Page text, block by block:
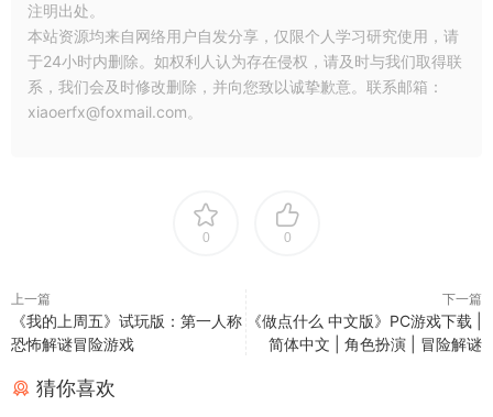
注明出处。
本站资源均来自网络用户自发分享，仅限个人学习研究使用，请
于24小时内删除。如权利人认为存在侵权，请及时与我们取得联
系，我们会及时修改删除，并向您致以诚挚歉意。联系邮箱：
xiaoerfx@foxmail.com。
0 0
上一篇
《我的上周五》试玩版：第一人称
恐怖解谜冒险游戏
下一篇
《做点什么 中文版》PC游戏下载 |
简体中文 | 角色扮演 | 冒险解谜
猜你喜欢